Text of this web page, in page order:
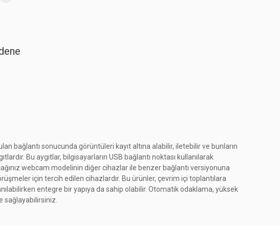
bağlantı sonucunda görüntüleri kayıt altına alabilir, iletebilir ve bunların
Bu aygıtlar, bilgisayarların USB bağlantı noktası kullanılarak
webcam modelinin diğer cihazlar ile benzer bağlantı versiyonuna
için tercih edilen cihazlardır. Bu ürünler, çevrim içi toplantılara
entegre bir yapıya da sahip olabilir. Otomatik odaklama, yüksek
sağlayabilirsiniz.